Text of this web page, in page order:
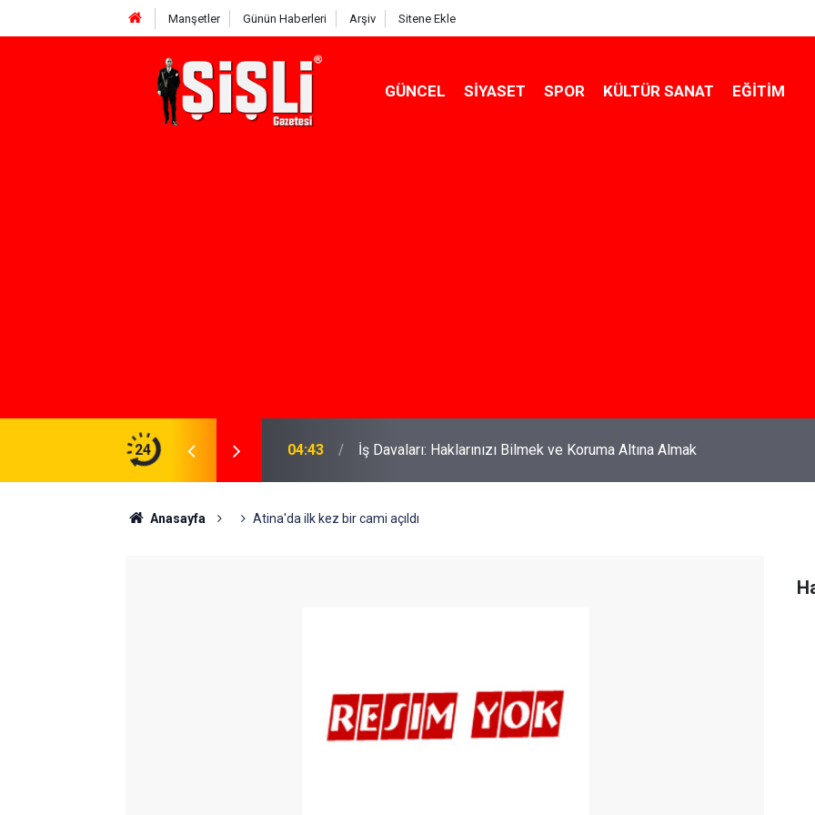
Manşetler Günün Haberleri Arşiv Sitene Ekle
GÜNCEL SIYASET SPOR KÜLTÜR SANAT EĞITIM
24
Koruma Altına Almak 22:37 Özlem Drahyalı Kimdir, Nereli ve Kaç Yaşındadır?
Anasayfa Atina'da ilk kez bir cami açıldı